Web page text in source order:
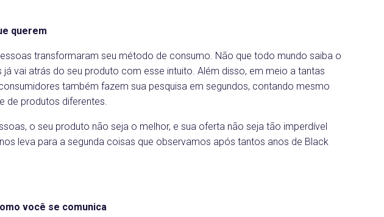
querem
transformaram seu método de consumo. Não que todo mundo saiba o
já vai atrás do seu produto com esse intuito. Além disso, em meio a tantas
também fazem sua pesquisa em segundos, contando mesmo
de produtos diferentes.
o seu produto não seja o melhor, e sua oferta não seja tão imperdível
leva para a segunda coisas que observamos após tantos anos de Black
você se comunica